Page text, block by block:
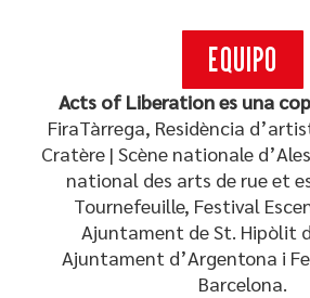
EQUIPO
Acts of Liberation es una
FiraTàrrega, Residència
Cratère | Scène nationale
national des arts de rue et
Tournefeuille, Festival
Ajuntament de St. Hipòlit
Ajuntament d’Argentona i
Barcelona.